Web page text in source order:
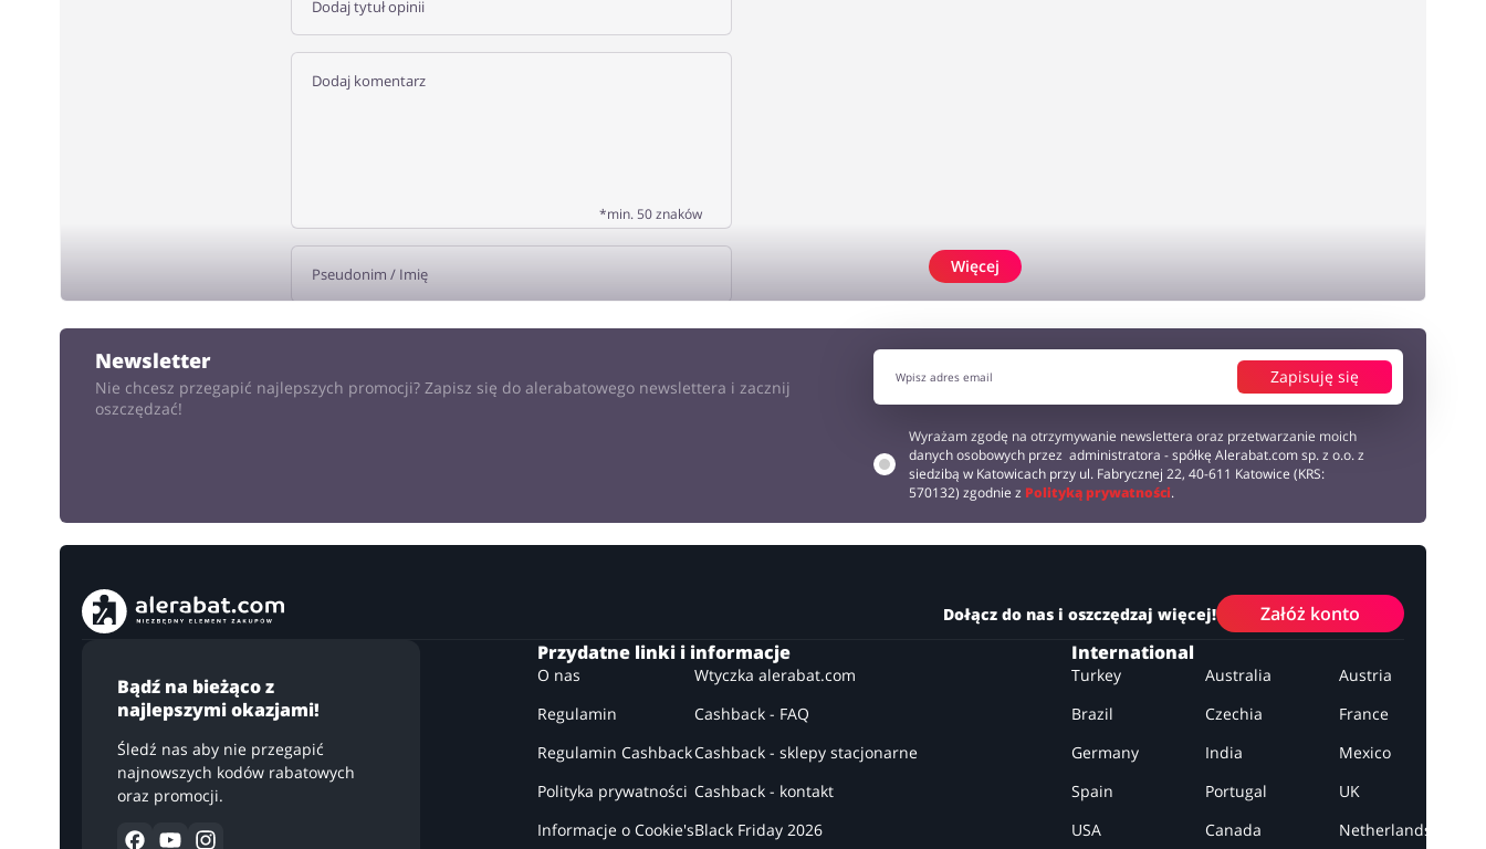
*min. 50 znaków
Więcej
Newsletter
Nie chcesz przegapić najlepszych promocji? Zapisz się do alerabatowego newslettera i zacznij
oszczędzać!
Zapisuję się
Wyrażam zgodę na otrzymywanie newslettera oraz przetwarzanie moich
danych osobowych przez administratora - spółkę Alerabat.com sp. z o.o. z
siedzibą w Katowicach przy ul. Fabrycznej 22, 40-611 Katowice (KRS:
570132) zgodnie z Polityką prywatności.
Dołącz do nas i oszczędzaj więcej! Załóż konto
Bądź na bieżąco z
najlepszymi okazjami!
Śledź nas aby nie przegapić
najnowszych kodów rabatowych
oraz promocji.
Przydatne linki i informacje
O nas
Regulamin
Regulamin Cashback
Polityka prywatności
Informacje o Cookie's
Wtyczka alerabat.com
Cashback - FAQ
Cashback - sklepy stacjonarne
Cashback - kontakt
Black Friday 2026
International
Turkey Australia
Austria
Brazil
Czechia
France
Germany
India
Mexico
Spain
Portugal
UK
USA
Canada Netherlands